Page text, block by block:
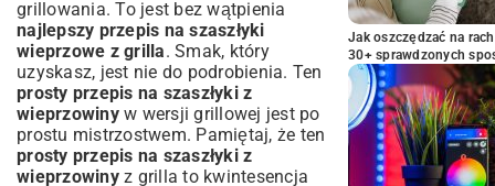
grillowania. To jest bez wątpienia
najlepszy przepis na szaszłyki
wieprzowe z grilla. Smak, który
uzyskasz, jest nie do podrobienia. Ten
prosty przepis na szaszłyki z
wieprzowinyw wersji grillowej jest po
prostu mistrzostwem. Pamiętaj, że ten
prosty przepis na szaszłyki z
wieprzowinyz grilla to kwintesencja
Jak oszczędzać na
30+ sprawdzonych